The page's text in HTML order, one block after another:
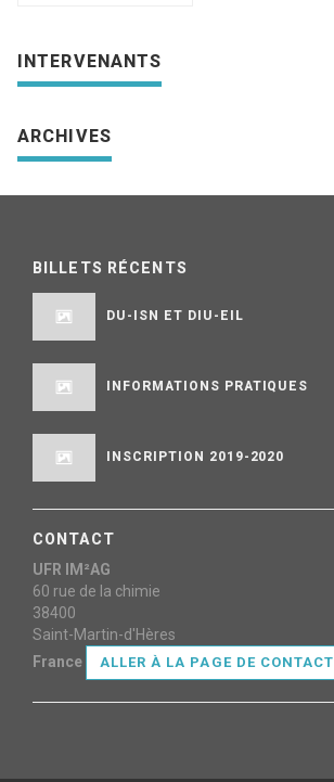
INTERVENANTS
ARCHIVES
BILLETS RÉCENTS
DU-ISN ET DIU-EIL
INFORMATIONS PRATIQUES
INSCRIPTION 2019-2020
CONTACT
UFR IM²AG
60 rue de la chimie
38400
Saint-Martin-d'Hères
France
ALLER À LA PAGE DE CONTACT